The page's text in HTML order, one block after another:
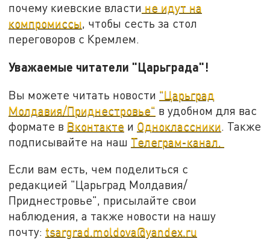
почему киевские власти не идут на
компромиссы, чтобы сесть за стол
переговоров с Кремлем.
Уважаемые читатели "Царьграда"!
Вы можете читать новости "Царьград
Молдавия/Приднестровье" в удобном для вас
формате в Вконтакте и Одноклассники . Также
подписывайте на наш Телеграм-канал.
Если вам есть, чем поделиться с
редакцией "Царьград Молдавия/
Приднестровье", присылайте свои
наблюдения, а также новости на нашу
почту: tsargrad.moldova@yandex.ru